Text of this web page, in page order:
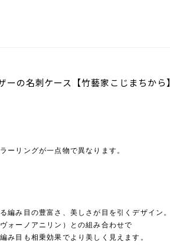
ーの名刺ケース【竹藝家こじまちから】
ーリングが一点物で異なります。
編み目の豊富さ、美しさが目を引くデザイン。
ォーノアニリン）との組み合わせで
み目も相乗効果でより美しく見えます。